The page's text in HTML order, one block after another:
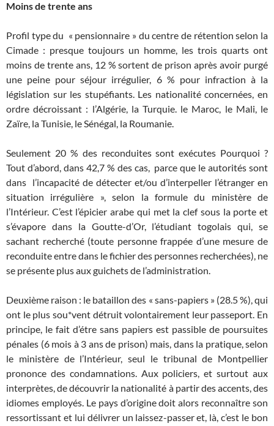
Moins de trente ans
Profil type du « pensionnaire » du centre de rétention selon la
Cimade : presque toujours un homme, les trois quarts ont
moins de trente ans, 12 % sortent de prison après avoir purgé
une peine pour séjour irrégulier, 6 % pour infraction à la
législation sur les stupéfiants. Les nationalité concernées, en
ordre décroissant : l’Algérie, la Turquie. le Maroc, le Mali, le
Zaïre, la Tunisie, le Sénégal, la Roumanie.
Seulement 20 % des reconduites sont exécutes Pourquoi ?
Tout d’abord, dans 42,7 % des cas, parce que le autorités sont
dans l’incapacité de détecter et/ou d’interpeller l’étranger en
situation irrégulière », selon la formule du ministère de
l’Intérieur. C’est l’épicier arabe qui met la clef sous la porte et
s’évapore dans la Goutte-d’Or, l’étudiant togolais qui, se
sachant recherché (toute personne frappée d’une mesure de
reconduite entre dans le fichier des personnes recherchées), ne
se présente plus aux guichets de l’administration.
Deuxième raison : le bataillon des « sans-papiers » (28.5 %), qui
ont le plus sou*vent détruit volontairement leur passeport. En
principe, le fait d’étre sans papiers est passible de poursuites
pénales (6 mois à 3 ans de prison) mais, dans la pratique, selon
le ministère de l’Intérieur, seul le tribunal de Montpellier
prononce des condamnations. Aux policiers, et surtout aux
interprètes, de découvrir la nationalité à partir des accents, des
idiomes employés. Le pays d’origine doit alors reconnaître son
ressortissant et lui délivrer un laissez-passer et, là, c’est le bon